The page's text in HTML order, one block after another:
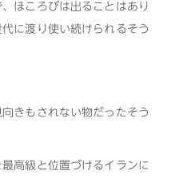
ほころびは出ることはあり
に渡り使い続けられるそう
きもされない物だったそう
高級と位置づけるイランに